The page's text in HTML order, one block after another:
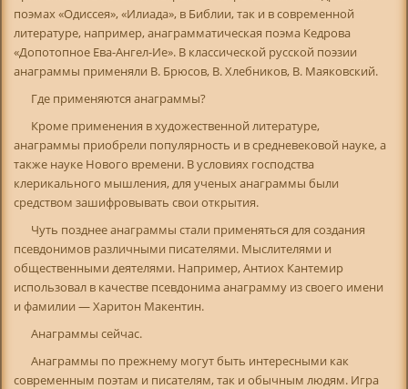
поэмах «Одиссея», «Илиада», в Библии, так и в современной
литературе, например, анаграмматическая поэма Кедрова
«Допотопное Ева-Ангел-Ие». В классической русской поэзии
анаграммы применяли В. Брюсов, В. Хлебников, В. Маяковский.
Где применяются анаграммы?
Кроме применения в художественной литературе,
анаграммы приобрели популярность и в средневековой науке, а
также науке Нового времени. В условиях господства
клерикального мышления, для ученых анаграммы были
средством зашифровывать свои открытия.
Чуть позднее анаграммы стали применяться для создания
псевдонимов различными писателями. Мыслителями и
общественными деятелями. Например, Антиох Кантемир
использовал в качестве псевдонима анаграмму из своего имени
и фамилии — Харитон Макентин.
Анаграммы сейчас.
Анаграммы по прежнему могут быть интересными как
современным поэтам и писателям, так и обычным людям. Игра